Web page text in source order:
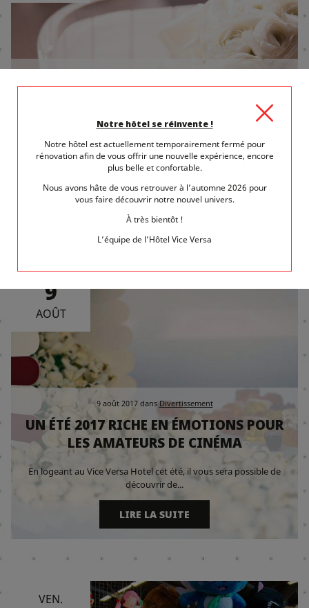
Les futurs mariés seront ravis d’apprendre que le Salon du
Mariage prendra place le 16...
LIRE LA SUITE
MER.
9
AOÛT
9 août 2017 dans Divertissement
UN ÉTÉ 2017 RICHE EN ÉMOTIONS POUR
LES AMATEURS DE CINÉMA
En logeant au Vice Versa Hotel cet été, il vous sera possible de
découvrir de...
LIRE LA SUITE
VEN.
Notre hôtel se réinvente !
Notre hôtel est actuellement temporairement fermé pour
rénovation afin de vous offrir une nouvelle expérience, encore
plus belle et confortable.
Nous avons hâte de vous retrouver à l’automne 2026 pour
vous faire découvrir notre nouvel univers.
À très bientôt !
L’équipe de l’Hôtel Vice Versa